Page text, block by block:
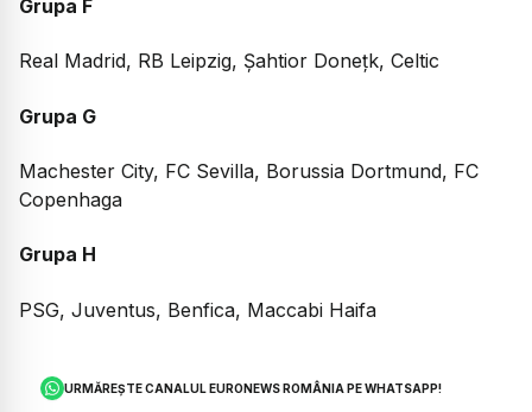
Grupa F
Real Madrid, RB Leipzig, Șahtior Donețk, Celtic
Grupa G
Machester City, FC Sevilla, Borussia Dortmund, FC
Copenhaga
Grupa H
PSG, Juventus, Benfica, Maccabi Haifa
URMĂREȘTE CANALUL EURONEWS ROMÂNIA PE WHATSAPP!